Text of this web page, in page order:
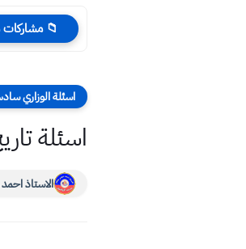
📁 مشاركات
اسئلة الوزاري
اسئلة تاريخ
الاستاذ